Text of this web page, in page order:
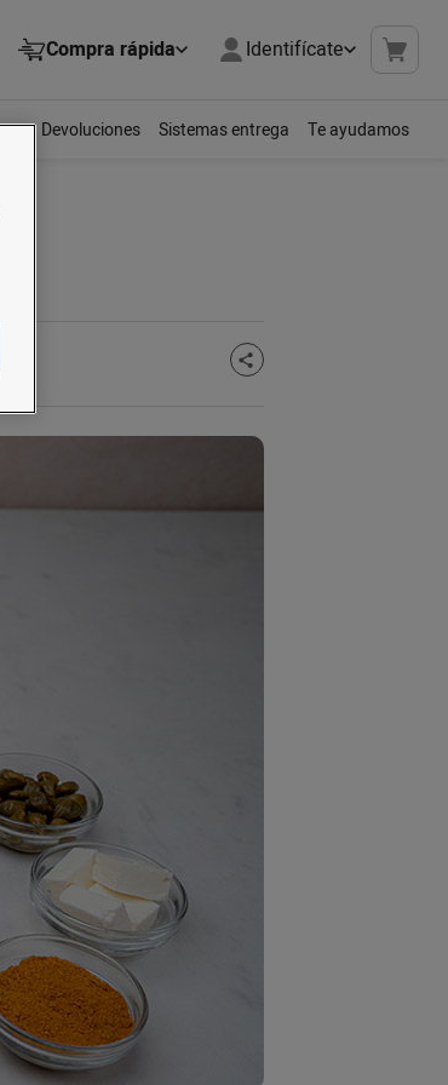
Compra rápida Identifícate
Devoluciones Sistemas entrega Te ayudamos